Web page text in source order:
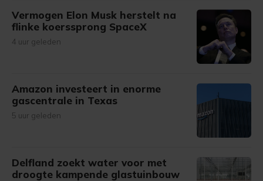
Vermogen Elon Musk herstelt na
flinke koerssprong SpaceX
4 uur geleden
Amazon investeert in enorme
gascentrale in Texas
5 uur geleden
Delfland zoekt water voor met
droogte kampende glastuinbouw